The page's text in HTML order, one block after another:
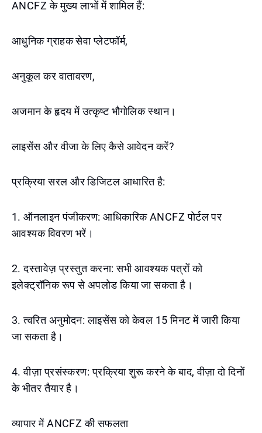
ANCFZ के मुख्य लाभों में शामिल हैं:
आधुनिक ग्राहक सेवा प्लेटफॉर्म,
अनुकूल कर वातावरण,
अजमान के हृदय में उत्कृष्ट भौगोलिक स्थान।
लाइसेंस और वीजा के लिए कैसे आवेदन करें?
प्रक्रिया सरल और डिजिटल आधारित है:
1. ऑनलाइन पंजीकरण: आधिकारिक ANCFZ पोर्टल पर
आवश्यक विवरण भरें।
2. दस्तावेज़ प्रस्तुत करना: सभी आवश्यक पत्रों को
इलेक्ट्रॉनिक रूप से अपलोड किया जा सकता है।
3. त्वरित अनुमोदन: लाइसेंस को केवल 15 मिनट में जारी किया
जा सकता है।
4. वीज़ा प्रसंस्करण: प्रक्रिया शुरू करने के बाद, वीज़ा दो दिनों
के भीतर तैयार है।
व्यापार में ANCFZ की सफलता